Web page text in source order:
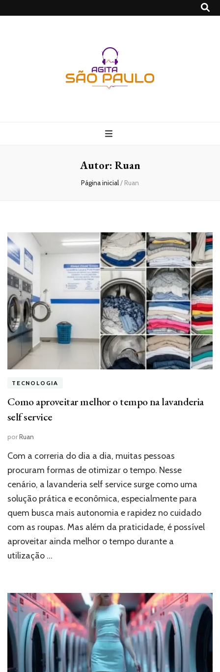
Agito
Autor: Ruan
Página inicial/ Ruan
TECNOLOGIA
Como aproveitar melhor o tempo na lavanderia
self service
porRuan
Com a correria do dia a dia, muitas pessoas
procuram formas de otimizar o tempo. Nesse
cenário, a lavanderia self service surge como uma
solução prática e econômica, especialmente para
quem busca mais autonomia e rapidez no cuidado
com as roupas. Mas além da praticidade, é possível
aproveitar ainda melhor o tempo durante a
utilização …